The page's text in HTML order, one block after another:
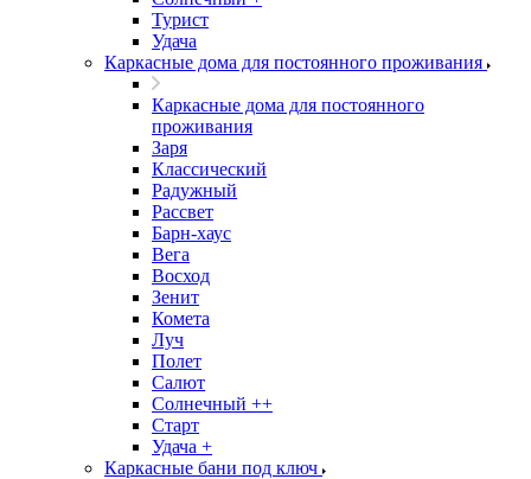
Турист
Удача
Каркасные дома для постоянного проживания
Каркасные дома для постоянного
проживания
Заря
Классический
Радужный
Рассвет
Барн-хаус
Вега
Восход
Зенит
Комета
Луч
Полет
Салют
Солнечный ++
Старт
Удача +
Каркасные бани под ключ